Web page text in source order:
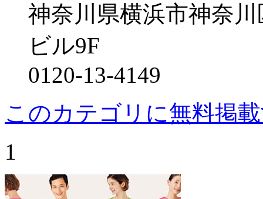
神奈川県横浜市神奈
ビル9F
0120-13-4149
このカテゴリに無料掲
1